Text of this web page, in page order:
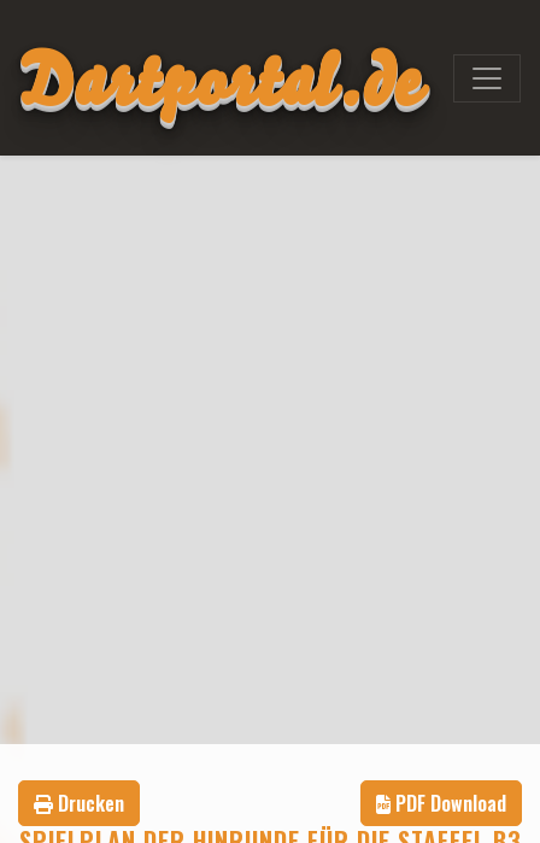
Dartportal.de
Drucken PDF Download